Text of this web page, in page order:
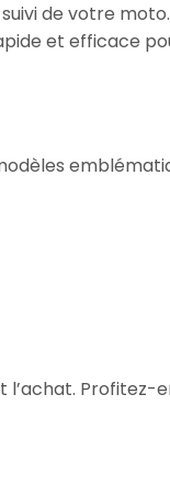
de votre
et efficace
l’achat.